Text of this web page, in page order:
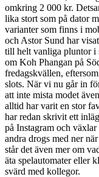
omkring 2 000 kr.
lika stort som på dator
varianter som finns i
och Astor Sund har
till helt vanliga pluntor i
om Koh Phangan på
fredagskvällen,
slots. När vi nu går in
att inte mista modet
alltid har varit en stor
har redan skrivit ett
på Instagram och
andra drogs med ner
står det även mer om
äta spelautomater eller
svärd med kollegor.